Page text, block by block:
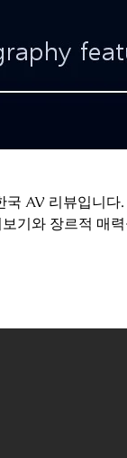
국 AV 리뷰입니
기와 장르적 매